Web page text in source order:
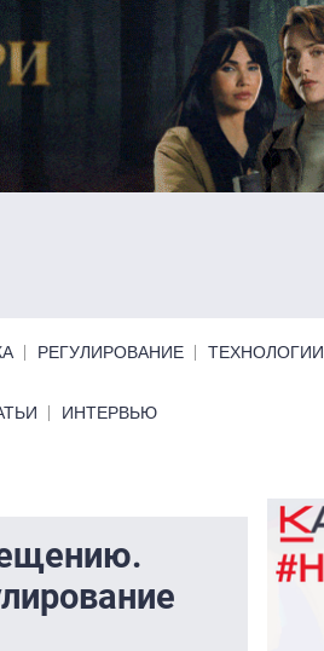
РЕГУЛИРОВАНИЕ ТЕХНОЛОГИИ
ИНТЕРВЬЮ